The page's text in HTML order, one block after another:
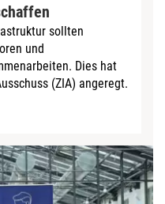
sollten
und
Dies hat
(ZIA) angeregt.